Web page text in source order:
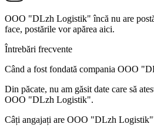
OOO "DLzh Logistik" încă nu are
face, postările vor apărea aici.
Întrebări frecvente
Când a fost fondată compania OOO
Din păcate, nu am găsit date care să
OOO "DLzh Logistik".
Câți angajați are OOO "DLzh Logistik"